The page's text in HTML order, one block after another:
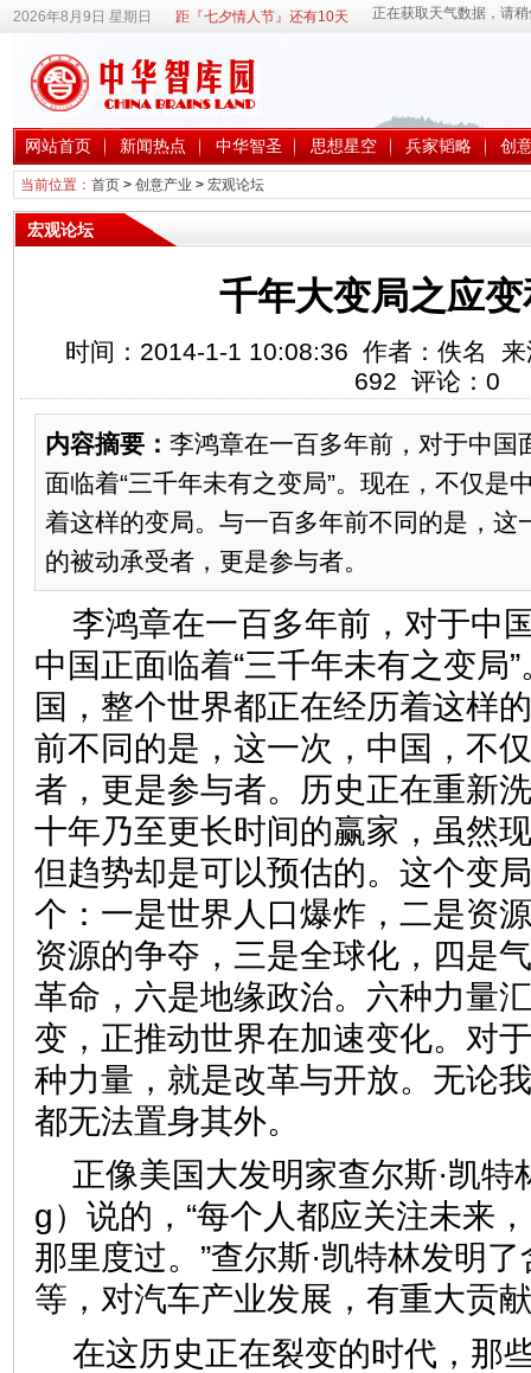
2026年8月9日 星期日 距『七夕情人节』还有10天
网站首页 新闻热点 中华智圣 思想星空 兵家韬略 创
当前位置： 首页> 创意产业 > 宏观论坛
宏观论坛
千年大变局之应
时间：2014-1-1 10:08:36 作者：佚名
692 评论： 0
内容摘要： 李鸿章在一百多年前，对于中国
面临着“三千年未有之变局”。现在，不仅是
着这样的变局。与一百多年前不同的是，这
的被动承受者，更是参与者。
李鸿章在一百多年前，对于中
中国正面临着“三千年未有之变局
国，整个世界都正在经历着这样
前不同的是，这一次，中国，不
者，更是参与者。历史正在重新
十年乃至更长时间的赢家，虽然
但趋势却是可以预估的。这个变
个：一是世界人口爆炸，二是资
资源的争夺，三是全球化，四是
革命，六是地缘政治。六种力量
变，正推动世界在加速变化。对
种力量，就是改革与开放。无论
都无法置身其外。
正像美国大发明家查尔斯·凯
g）说的，“每个人都应关注未来
那里度过。”查尔斯·凯特林发明
等，对汽车产业发展，有重大贡
在这历史正在裂变的时代，那